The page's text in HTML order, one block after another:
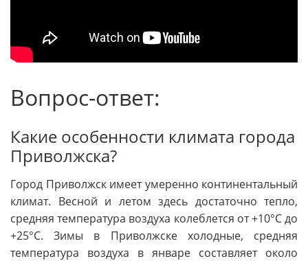
Вопрос-ответ:
Какие особенности климата города
Приволжска?
Город Приволжск имеет умеренно континентальный
климат. Весной и летом здесь достаточно тепло,
средняя температура воздуха колеблется от +10°C до
+25°C. Зимы в Приволжске холодные, средняя
температура воздуха в январе составляет около